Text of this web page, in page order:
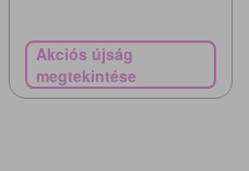
Akciós újság
megtekintése